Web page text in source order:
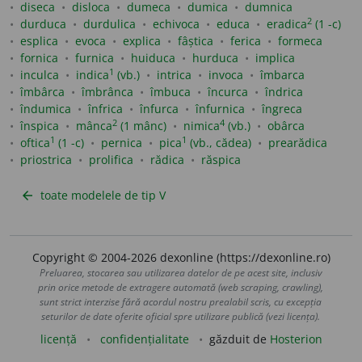
diseca
disloca dumeca dumica
dumnica
durduca
durdulica echivoca educa eradica2 (1 -c)
esplica
evoca explica fâștica ferica
formeca
fornica
furnica huiduca hurduca
implica
inculca
indica1 (vb.) intrica invoca
îmbarca
îmbârca
îmbrânca îmbuca încurca
îndrica
îndumica
înfrica înfurca înfurnica
îngreca
înspica
mânca2 (1 mânc) nimica4 (vb.)
obârca
oftica1 (1 -c) pernica pica1 (vb., cădea)
prearădica
priostrica
prolifica rădica răspica
arrow_back toate modelele de tip V
Copyright © 2004-2026 dexonline (https://dexonline.ro)
Preluarea, stocarea sau utilizarea datelor de pe acest site, inclusiv
prin orice metode de extragere automată (web scraping, crawling),
sunt strict interzise fără acordul nostru prealabil scris, cu excepția
seturilor de date oferite oficial spre utilizare publică (vezi licența).
licență confidențialitate găzduit de Hosterion